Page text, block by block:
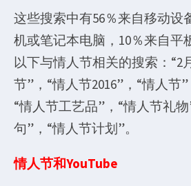
这些搜索中有56％来自移动设
机或笔记本电脑，10％来自平
以下与情人节相关的搜索：“2
节”，“情人节2016”，“情人节
“情人节工艺品”，“情人节礼
句”，“情人节计划”。
情人节和YouTube